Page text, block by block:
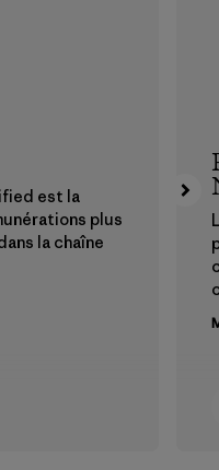
est la
plus
la chaîne